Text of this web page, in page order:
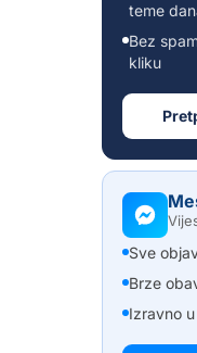
teme
Bez
kliku
Sve
Brze
Izravno